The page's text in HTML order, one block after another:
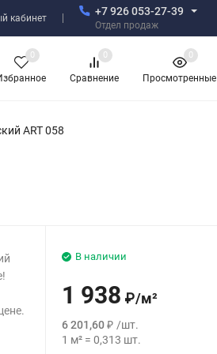
кабинет
+7 926 053-27-39
Отдел продаж
0
Сравнение
0
Просмотренные
0
ART 058
В наличии
1 938 ₽/м²
6 201,60₽ /шт.
1 м² =0,313 шт.